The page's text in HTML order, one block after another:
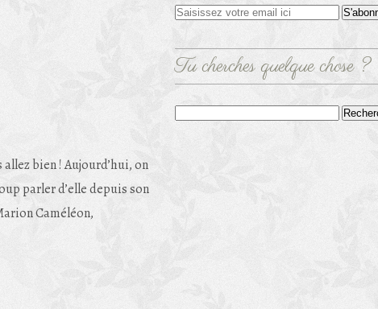
bien ! Aujourd’hui, on
parler d’elle depuis son
Caméléon,
Tu cherches quelque chose ?